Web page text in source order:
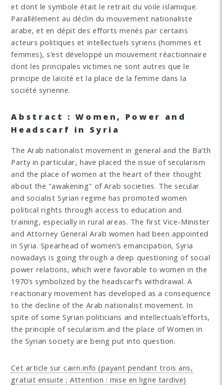
et dont le symbole était le retrait du voile islamique.
Parallèlement au déclin du mouvement nationaliste
arabe, et en dépit des efforts menés par certains
acteurs politiques et intellectuels syriens (hommes et
femmes), s’est développé un mouvement réactionnaire
dont les principales victimes ne sont autres que le
principe de laïcité et la place de la femme dans la
société syrienne.
Abstract : Women, Power and
Headscarf in Syria
The Arab nationalist movement in general and the Ba’th
Party in particular, have placed the issue of secularism
and the place of women at the heart of their thought
about the "awakening" of Arab societies. The secular
and socialist Syrian regime has promoted women
political rights through access to education and
training, especially in rural areas. The first Vice-Minister
and Attorney General Arab women had been appointed
in Syria. Spearhead of women’s emancipation, Syria
nowadays is going through a deep questioning of social
power relations, which were favorable to women in the
1970’s symbolized by the headscarf’s withdrawal. A
reactionary movement has developed as a consequence
to the decline of the Arab nationalist movement. In
spite of some Syrian politicians and intellectuals’efforts,
the principle of secularism and the place of Women in
the Syrian society are being put into question.
Cet article sur cairn.info (payant pendant trois ans,
gratuit ensuite ; Attention : mise en ligne tardive)